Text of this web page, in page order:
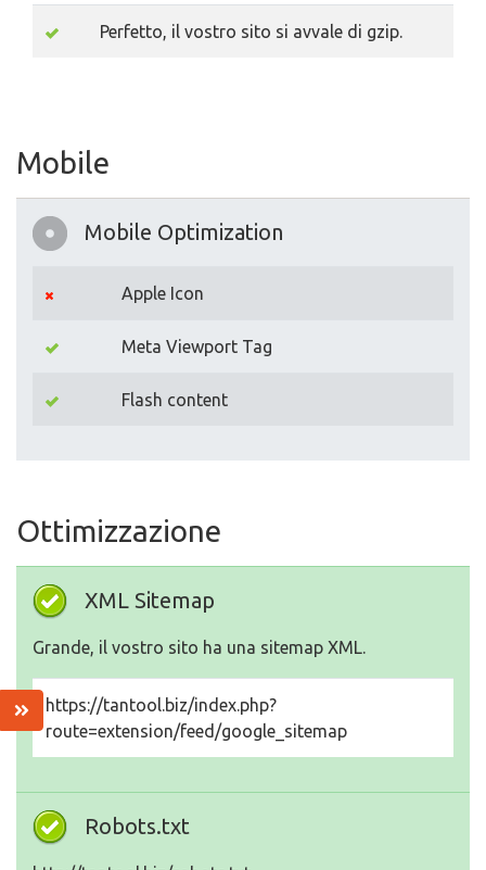
Perfetto, il vostro sito si avvale di gzip.
Mobile
Mobile Optimization
Apple Icon
Meta Viewport Tag
Flash content
Ottimizzazione
XML Sitemap
Grande, il vostro sito ha una sitemap XML.
https://tantool.biz/index.php?
route=extension/feed/google_sitemap
Robots.txt